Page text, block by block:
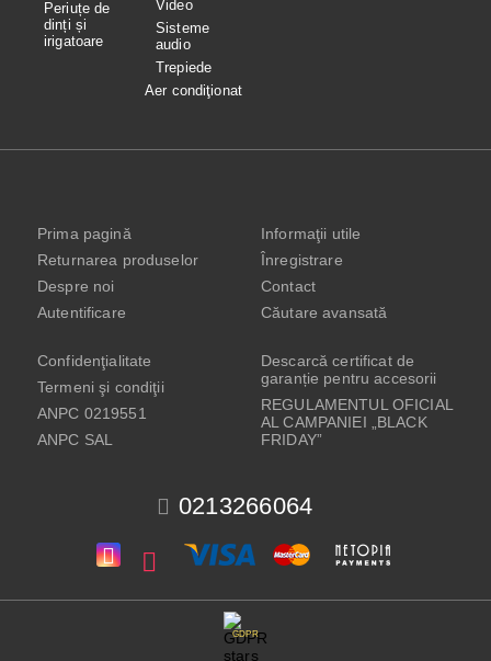
Periuțe de
dinți și
irigatoare
Video
Sisteme
audio
Trepiede
Aer condiţionat
0213266064
Prima pagină
Returnarea produselor
Despre noi
Autentificare
Informaţii utile
Înregistrare
Contact
Căutare avansată
Confidenţialitate
Termeni şi condiţii
ANPC 0219551
ANPC SAL
Descarcă certificat de
garanție pentru accesorii
REGULAMENTUL OFICIAL
AL CAMPANIEI „BLACK
FRIDAY”
GDPR